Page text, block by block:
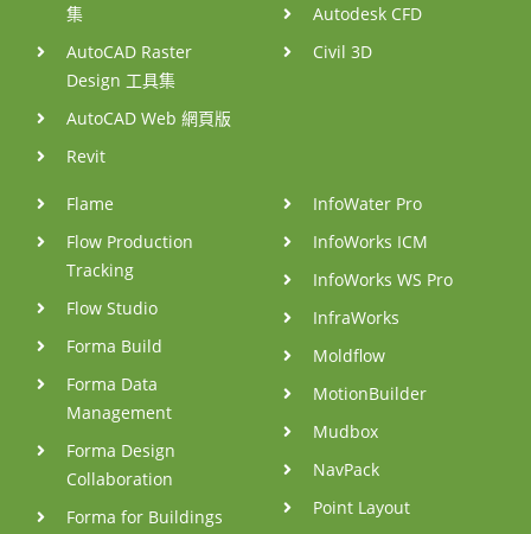
集
AutoCAD Raster
Design 工具集
AutoCAD Web 網頁版
Revit
Autodesk CFD
Civil 3D
Flame
Flow Production
Tracking
Flow Studio
Forma Build
Forma Data
Management
Forma Design
Collaboration
Forma for Buildings
InfoWater Pro
InfoWorks ICM
InfoWorks WS Pro
InfraWorks
Moldflow
MotionBuilder
Mudbox
NavPack
Point Layout